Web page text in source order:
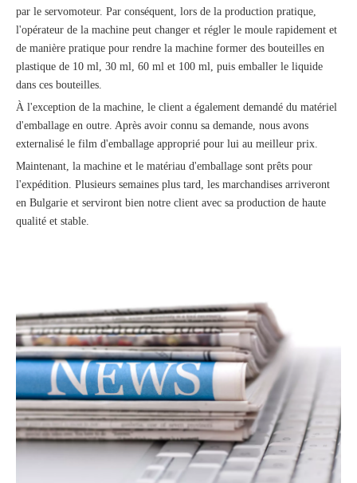
par le servomoteur. Par conséquent, lors de la production pratique,
l'opérateur de la machine peut changer et régler le moule rapidement et
de manière pratique pour rendre la machine former des bouteilles en
plastique de 10 ml, 30 ml, 60 ml et 100 ml, puis emballer le liquide
dans ces bouteilles.
À l'exception de la machine, le client a également demandé du matériel
d'emballage en outre. Après avoir connu sa demande, nous avons
externalisé le film d'emballage approprié pour lui au meilleur prix.
Maintenant, la machine et le matériau d'emballage sont prêts pour
l'expédition. Plusieurs semaines plus tard, les marchandises arriveront
en Bulgarie et serviront bien notre client avec sa production de haute
qualité et stable.